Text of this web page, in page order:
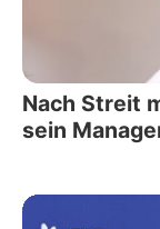
Nach Streit
sein